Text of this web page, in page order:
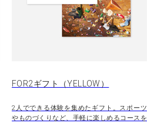
FOR2ギフト（YELLOW）
2人でできる体験を集めたギフト。スポーツ
やものづくりなど、手軽に楽しめるコースを